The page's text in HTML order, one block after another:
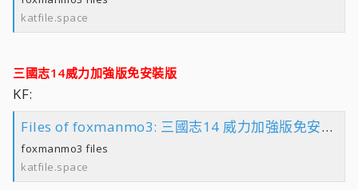
katfile.space
三國志14威力加強版免安裝版
KF:
Files of foxmanmo3: 三國志14 威力加強版免安裝版 folder
foxmanmo3 files
katfile.space